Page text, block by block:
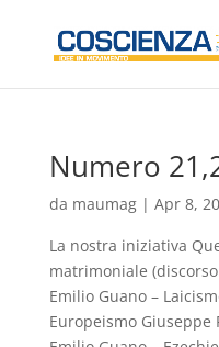
Numero
da maumag| Apr 8,
La nostra iniziativa
matrimoniale
Emilio Guano –
Europeismo Giuseppe